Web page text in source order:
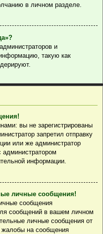
в личном разделе.
и
такую как
вы не зарегистрированы
запретил отправку
или же администратор
администратором
информации.
личные сообщения!
сообщения
сообщений в вашем личном
личные сообщения от
жалобы на сообщения